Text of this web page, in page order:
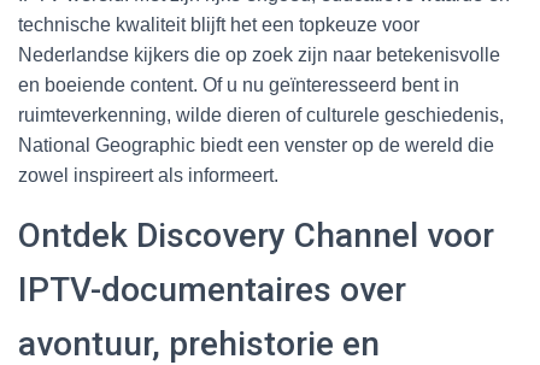
technische kwaliteit blijft het een topkeuze voor
Nederlandse kijkers die op zoek zijn naar betekenisvolle
en boeiende content. Of u nu geïnteresseerd bent in
ruimteverkenning, wilde dieren of culturele geschiedenis,
National Geographic biedt een venster op de wereld die
zowel inspireert als informeert.
Ontdek Discovery Channel voor
IPTV-documentaires over
avontuur, prehistorie en